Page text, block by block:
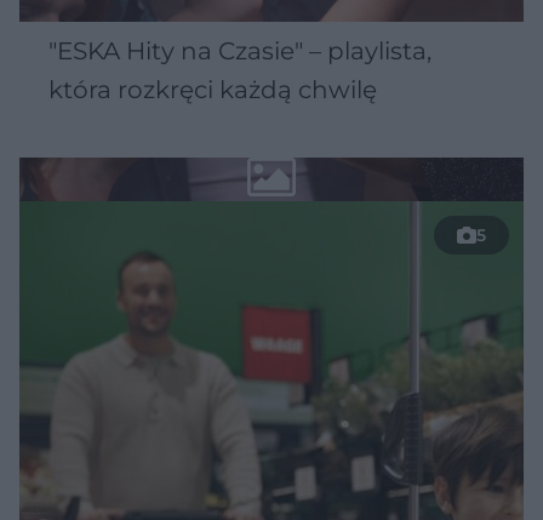
"ESKA Hity na Czasie" – playlista,
która rozkręci każdą chwilę
5